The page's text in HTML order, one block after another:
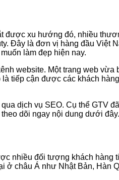
được xu hướng đó, nhiều
Đây là đơn vị hàng đầu Việt
làm đẹp hiện nay.
website. Một trang web vừa
tiếp cận được các khách
dịch vụ SEO. Cụ thể GTV
dõi ngay nội dung dưới đây.
nhiều đối tượng khách hàng
ở châu Á như Nhật Bản, Hàn